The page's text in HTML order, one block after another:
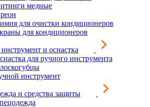
медные
для очистки кондиционеров
для кондиционеров
и оснастка
для ручного инструмента
инструмент
и средства защиты